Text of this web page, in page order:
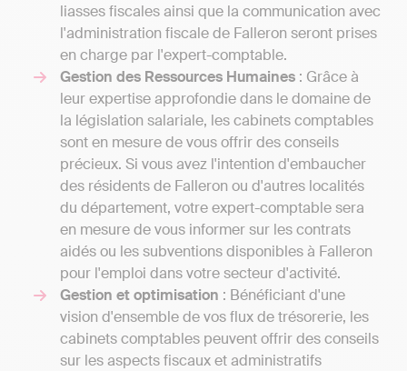
liasses fiscales ainsi que la communication avec
l'administration fiscale de Falleron seront prises
en charge par l'expert-comptable.
Gestion des Ressources Humaines : Grâce à
leur expertise approfondie dans le domaine de
la législation salariale, les cabinets comptables
sont en mesure de vous offrir des conseils
précieux. Si vous avez l'intention d'embaucher
des résidents de Falleron ou d'autres localités
du département, votre expert-comptable sera
en mesure de vous informer sur les contrats
aidés ou les subventions disponibles à Falleron
pour l'emploi dans votre secteur d'activité.
Gestion et optimisation : Bénéficiant d'une
vision d'ensemble de vos flux de trésorerie, les
cabinets comptables peuvent offrir des conseils
sur les aspects fiscaux et administratifs